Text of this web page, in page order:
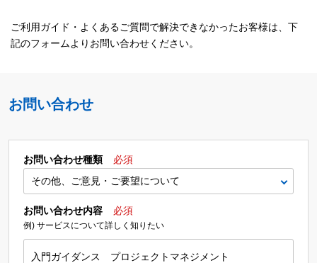
ご利用ガイド・よくあるご質問で解決できなかったお客様は、下
記のフォームよりお問い合わせください。
お問い合わせ
お問い合わせ種類 必須
お問い合わせ内容 必須
例) サービスについて詳しく知りたい